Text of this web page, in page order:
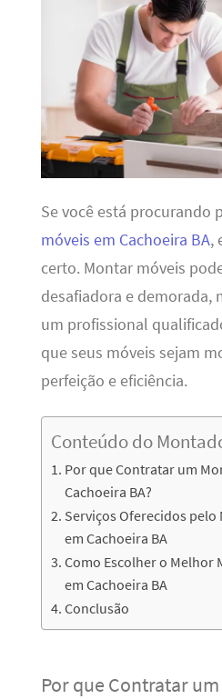
Se você está procurando
móveis em Cachoeira BA,
certo. Montar móveis
desafiadora e demorada,
um profissional
que seus móveis sejam
perfeição e eficiência.
Conteúdo do
Por que Contratar um
Cachoeira BA?
Serviços Oferecidos
em Cachoeira BA
Como Escolher o Melhor
em Cachoeira BA
Conclusão
Por que Contratar